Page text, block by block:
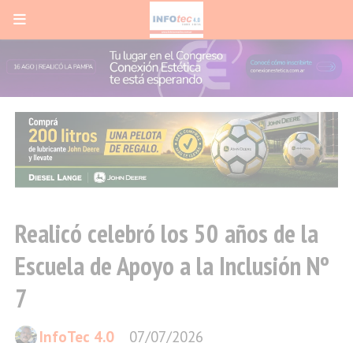
Realicó celebró los 50 años de la
Escuela de Apoyo a la Inclusión Nº
7
07/07/2026
InfoTec 4.0